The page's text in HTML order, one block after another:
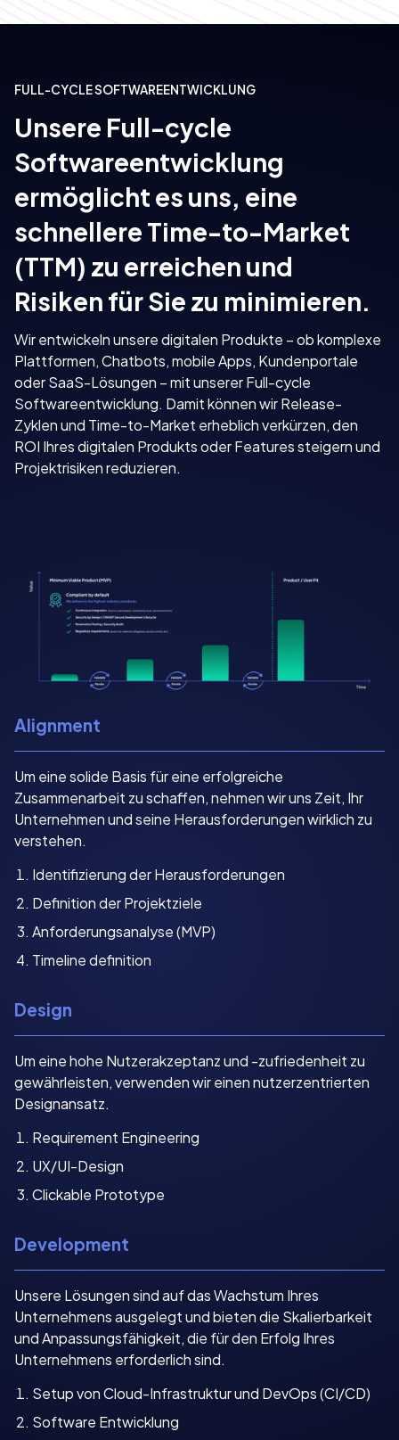
FULL-CYCLE SOFTWAREENTWICKLUNG
Unsere Full-cycle
Softwareentwicklung
ermöglicht es uns, eine
schnellere Time-to-Market
(TTM) zu erreichen und
Risiken für Sie zu minimieren.
Wir entwickeln unsere digitalen Produkte – ob komplexe
Plattformen, Chatbots, mobile Apps, Kundenportale
oder SaaS-Lösungen – mit unserer Full-cycle
Softwareentwicklung. Damit können wir Release-
Zyklen und Time-to-Market erheblich verkürzen, den
ROI Ihres digitalen Produkts oder Features steigern und
Projektrisiken reduzieren.
Alignment
Um eine solide Basis für eine erfolgreiche
Zusammenarbeit zu schaffen, nehmen wir uns Zeit, Ihr
Unternehmen und seine Herausforderungen wirklich zu
verstehen.
Identifizierung der Herausforderungen
Definition der Projektziele
Anforderungsanalyse (MVP)
Timeline definition
Design
Um eine hohe Nutzerakzeptanz und -zufriedenheit zu
gewährleisten, verwenden wir einen nutzerzentrierten
Designansatz.
Requirement Engineering
UX/UI-Design
Clickable Prototype
Development
Unsere Lösungen sind auf das Wachstum Ihres
Unternehmens ausgelegt und bieten die Skalierbarkeit
und Anpassungsfähigkeit, die für den Erfolg Ihres
Unternehmens erforderlich sind.
Setup von Cloud-Infrastruktur und DevOps (CI/CD)
Software Entwicklung